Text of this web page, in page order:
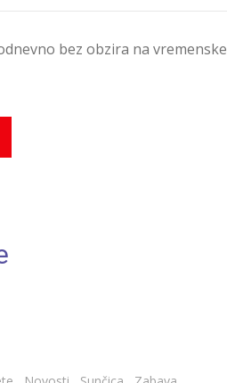
bez obzira na vremenske